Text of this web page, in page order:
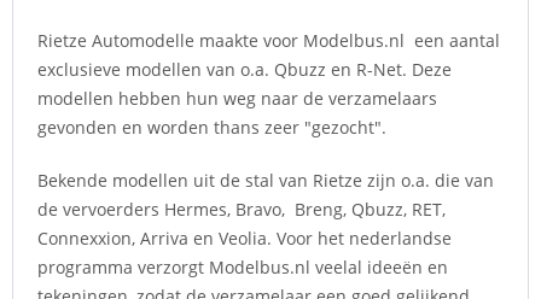
Rietze Automodelle maakte voor Modelbus.nl een aantal
exclusieve modellen van o.a. Qbuzz en R-Net. Deze
modellen hebben hun weg naar de verzamelaars
gevonden en worden thans zeer "gezocht".
Bekende modellen uit de stal van Rietze zijn o.a. die van
de vervoerders Hermes, Bravo, Breng, Qbuzz, RET,
Connexxion, Arriva en Veolia. Voor het nederlandse
programma verzorgt Modelbus.nl veelal ideeën en